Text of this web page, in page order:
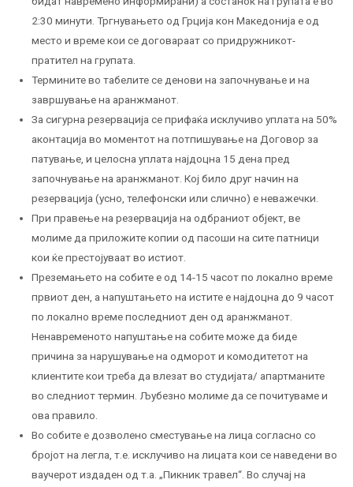
2:30 минути. Тргнувањето од Грција кон Македонија е од
место и време кои се договараат со придружникот-
пратител на групата.
Термините во табелите се денови на започнување и на
завршување на аранжманот.
За сигурна резервација се прифаќа исклучиво уплата на 50%
аконтација во моментот на потпишување на Договор за
патување, и целосна уплата најдоцна 15 дена пред
започнување на аранжманот. Кој било друг начин на
резервација (усно, телефонски или слично) е неважечки.
При правење на резервација на одбраниот објект, ве
молиме да приложите копии од пасоши на сите патници
кои ќе престојуваат во истиот.
Преземањето на собите е од 14-15 часот по локално време
првиот ден, а напуштањето на истите е најдоцна до 9 часот
по локално време последниот ден од аранжманот.
Ненавременото напуштање на собите може да биде
причина за нарушување на одморот и комодитетот на
клиентите кои треба да влезат во студијата/ апартманите
во следниот термин. Љубезно молиме да се почитуваме и
ова правило.
Во собите е дозволено сместување на лица согласно со
бројот на легла, т.е. исклучиво на лицата кои се наведени во
ваучерот издаден од т.а. „Пикник травел“. Во случај на